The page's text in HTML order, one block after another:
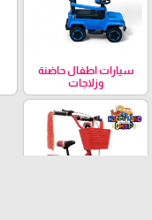
سيارات اطفال حاضنة
وزلاجات